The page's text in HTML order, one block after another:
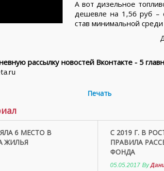
А вот дизельное
дешевле на 1,56 руб –
став минимальной
рассылку новостей Вконтакте - 5
Печать
6 МЕСТО В
ЖИЛЬЯ
С 2019 Г. В
ПРАВИЛА
ФОНДА
05.05.2017 By